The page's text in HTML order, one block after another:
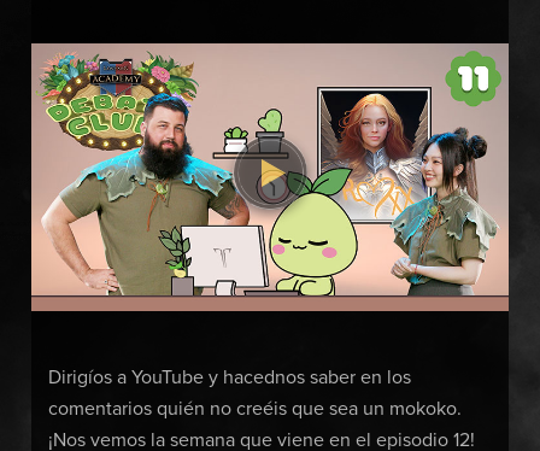
Dirigíos a YouTube y hacednos saber en los
comentarios quién no creéis que sea un mokoko.
¡Nos vemos la semana que viene en el episodio 12!